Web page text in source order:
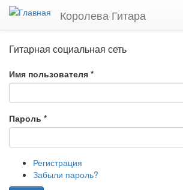
Перейти
Королева Гитара
Гитарная социальная сеть
Имя пользователя *
Пароль *
Регистрация
Забыли пароль?